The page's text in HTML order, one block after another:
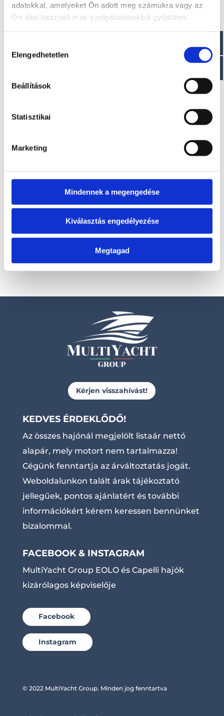
adatokkal, amelyeket Ön adott meg számukra vagy az
Ön által használt más szolgáltatásokból gyűjtöttek.
kiválasztása
Elengedhetetlen
Beállítások
Statisztikai
Marketing
Mindennek a megengedése
Kiválasztás engedélyezése
Megtagad
A modell áráról a
A modell áráról a
letölthető aktuális
Kérjen visszahívást!
KEDVES ÉRDEKLŐDŐ!
Az összes hajónál megjelölt listaár nettó
alapár, mely motort nem tartalmazza!
Cégünk fenntartja az árváltoztatás jogát.
Weboldalunkon talált árak tájékoztató
jellegűek, pontos ajánlatért és további
információkért kérem keressen bennünket
bizalommal.
FACEBOOK & INSTAGRAM
MultiYacht Group EOLO és Capelli hajók
kizárólagos képviselője
Facebook
Instagram
© 2022 MultiYacht Group. Minden jog fenntartva